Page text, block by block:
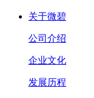
关于微碧
公司介绍
企业文化
发展历程